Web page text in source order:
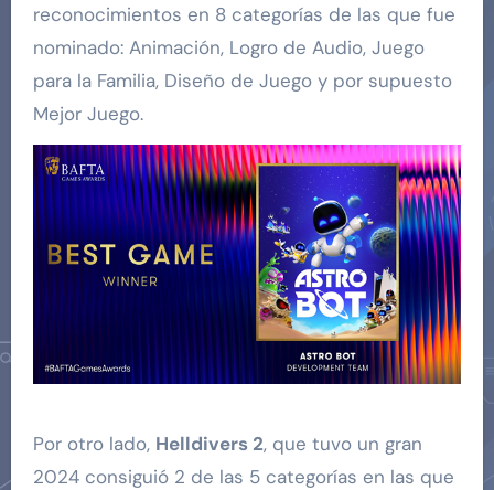
reconocimientos en 8 categorías de las que fue
nominado: Animación, Logro de Audio, Juego
para la Familia, Diseño de Juego y por supuesto
Mejor Juego.
Por otro lado, Helldivers 2, que tuvo un gran
2024 consiguió 2 de las 5 categorías en las que